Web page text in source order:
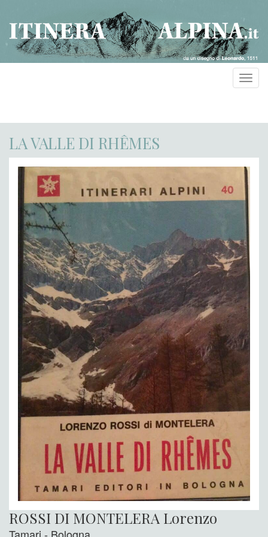
LA VALLE DI RHÊMES
ROSSI DI MONTELERA Lorenzo